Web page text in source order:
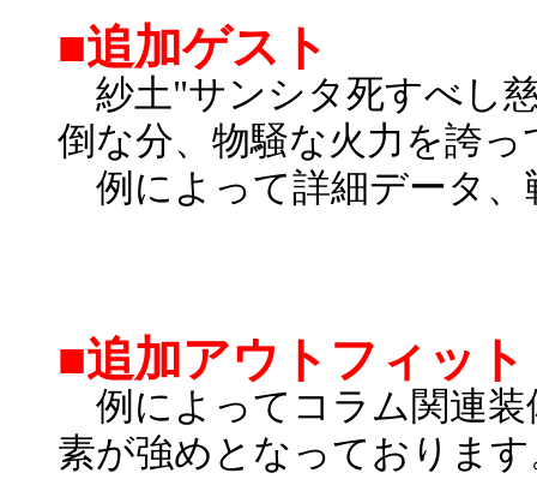
■追加ゲスト
紗土"サンシタ死すべし
倒な分、物騒な火力を誇っ
例によって詳細データ、
■追加アウトフィット
例によってコラム関連装
素が強めとなっておりま